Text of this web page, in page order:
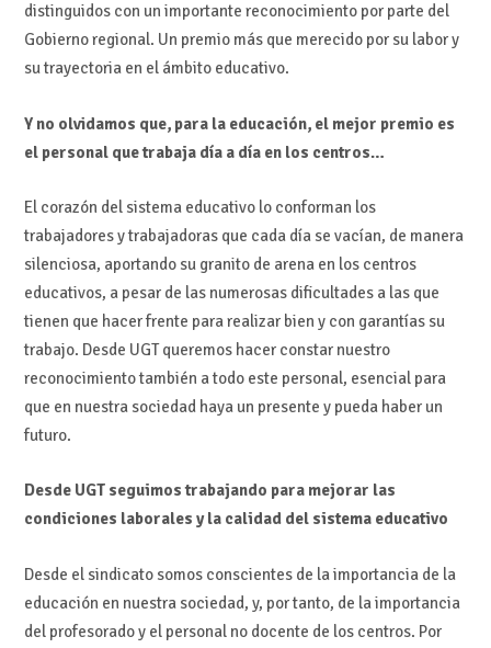
distinguidos con un importante reconocimiento por parte del
Gobierno regional. Un premio más que merecido por su labor y
su trayectoria en el ámbito educativo.
Y no olvidamos que, para la educación, el mejor premio es
el personal que trabaja día a día en los centros…
El corazón del sistema educativo lo conforman los
trabajadores y trabajadoras que cada día se vacían, de manera
silenciosa, aportando su granito de arena en los centros
educativos, a pesar de las numerosas dificultades a las que
tienen que hacer frente para realizar bien y con garantías su
trabajo. Desde UGT queremos hacer constar nuestro
reconocimiento también a todo este personal, esencial para
que en nuestra sociedad haya un presente y pueda haber un
futuro.
Desde UGT seguimos trabajando para mejorar las
condiciones laborales y la calidad del sistema educativo
Desde el sindicato somos conscientes de la importancia de la
educación en nuestra sociedad, y, por tanto, de la importancia
del profesorado y el personal no docente de los centros. Por